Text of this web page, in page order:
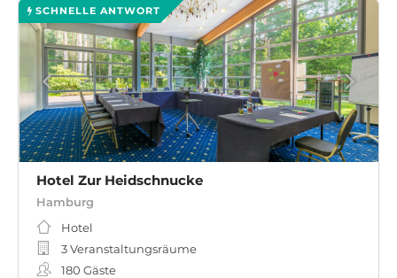
SCHNELLE ANTWORT
Hotel Zur Heidschnucke
Hamburg
Hotel
3 Veranstaltungsräume
180 Gäste